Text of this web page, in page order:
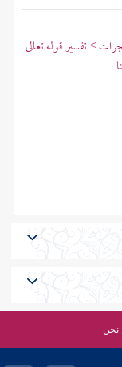
> تفسير قوله تعالى
نحن